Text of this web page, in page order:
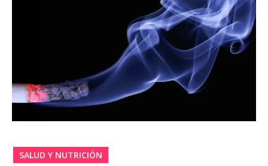
SALUD Y NUTRICIÓN